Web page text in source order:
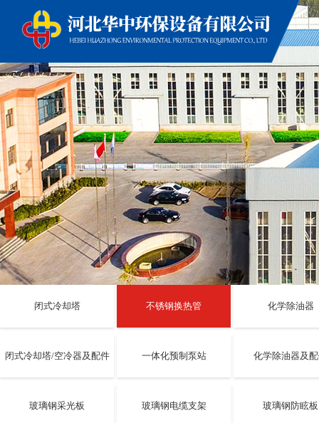
闭式冷却塔 不锈钢换热管 化学除油器
闭式冷却塔/空冷器及配件 一体化预制泵站 化学除油器及
玻璃钢采光板 玻璃钢电缆支架 玻璃钢防眩板